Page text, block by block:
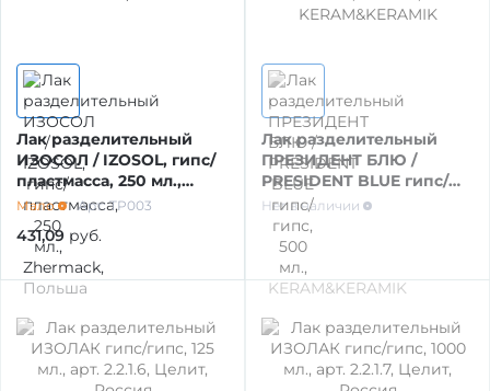
МАТЕРИАЛЫ ДЛЯ ЭНДОДОНТИЧЕСКОГО
ЛЕЧЕНИЯ
МАТЕРИАЛЫ ДЛЯ ФИКСАЦИИ НЕ ПРЯМЫХ
РЕСТАВРАЦИЙ
МАТЕРИАЛЫ / ПРИНАДЛЕЖНОСТИ ДЛЯ
СНЯТИЯ СЛЕПКОВ
ПЕСКОСТРУЙНОЕ ОБОРУДОВАНИЕ
ОБОРУДОВАНИЕ ЗУБОТЕХНИЧЕСКОЕ
Лак разделительный
ИЗОСОЛ / IZOSOL, гипс/
пластмасса, 250 мл.,
Zhermack, Польша
Мало Арт: TP003
431,09 руб.
Лак разделительный
ПРЕЗИДЕНТ БЛЮ /
PRESIDENT BLUE гипс/
гипс, 500 мл.,
KERAM&KERAMIK
Нет в наличии